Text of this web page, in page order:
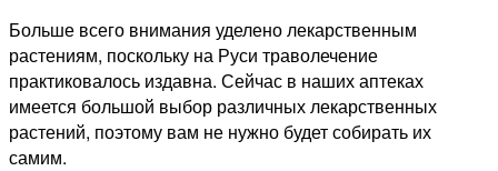
Больше всего внимания уделено лекарственным
растениям, поскольку на Руси траволечение
практиковалось издавна. Сейчас в наших аптеках
имеется большой выбор различных лекарственных
растений, поэтому вам не нужно будет собирать их
самим.